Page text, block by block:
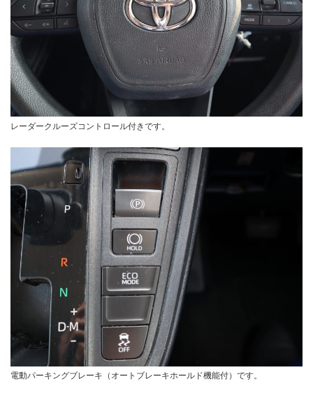
レーダークルーズコントロール付きです。
電動パーキングブレーキ（オートブレーキホールド機能付）です。